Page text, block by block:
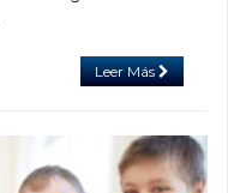
Leer Más